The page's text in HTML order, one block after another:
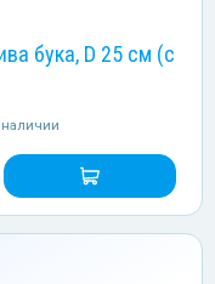
бука, D 25 см (с
наличии